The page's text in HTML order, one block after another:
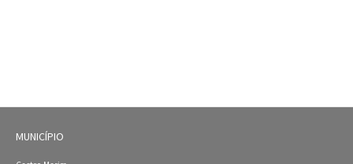
MUNICÍPIO